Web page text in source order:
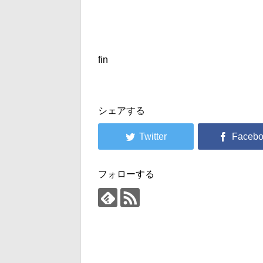
fin
シェアする
フォローする